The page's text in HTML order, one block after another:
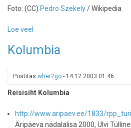
Foto: (CC) Pedro Szekely/ Wikipedia
Loe veel
Colombia
Kolumbia
Postitas wher2go - 14.12.2003 01:46
Reisisiht Kolumbia
http://www.aripaev.ee/1833/
Äripäeva nädalalisa 2000, Ulvi